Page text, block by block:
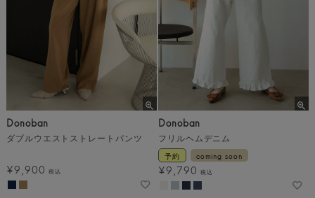
Donoban
ダブルウエストストレートパンツ
¥9,900 税込
Donoban
フリルヘムデニム
予約 coming soon
¥9,790 税込